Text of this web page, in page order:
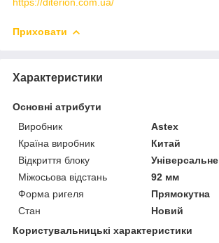
Приховати
Характеристики
Основні атрибути
Виробник
Astex
Країна виробник
Китай
Відкриття блоку
Універсальне
Міжосьова відстань
92 мм
Форма ригеля
Прямокутна
Стан
Новий
Користувальницькі характеристики